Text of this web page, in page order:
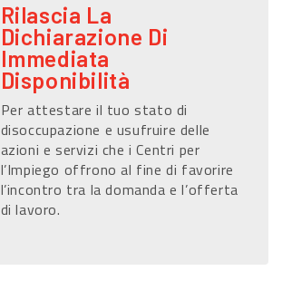
Rilascia La
Dichiarazione Di
Immediata
Disponibilità
Per attestare il tuo stato di
disoccupazione e usufruire delle
azioni e servizi che i Centri per
l’Impiego offrono al fine di favorire
l’incontro tra la domanda e l’offerta
di lavoro.